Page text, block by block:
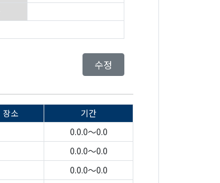
수정
장소
기간
0.0.0～0.0
0.0.0～0.0
0.0.0～0.0